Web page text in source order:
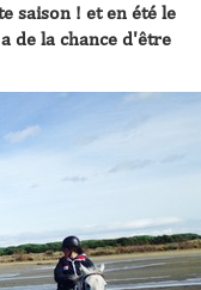
saison ! et en été le
de la chance d'être